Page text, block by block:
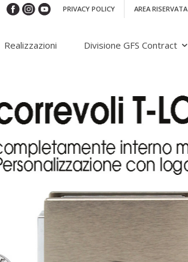
Realizzazioni Divisione GFS Contract
PRIVACY POLICY AREA RISERVATA